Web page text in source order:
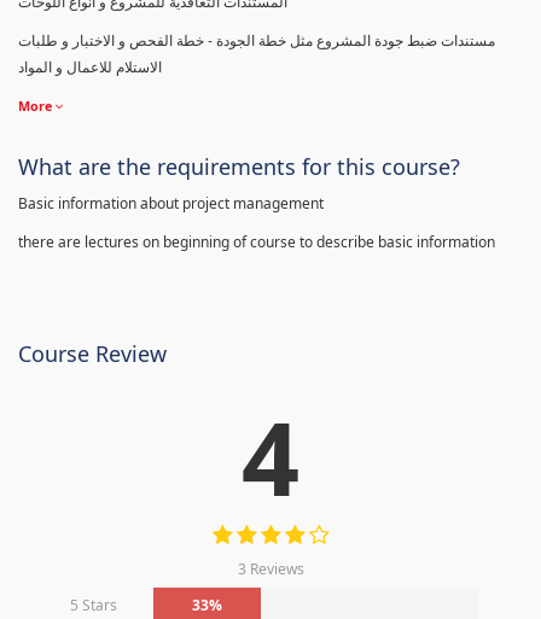
مستندات ضبط جودة المشروع مثل خطة الجودة - خطة الفحص و الاختبار و طلبات
الاستلام للاعمال و المواد
More
What are the requirements for this course?
Basic information about project management
there are lectures on beginning of course to describe basic information
Course Review
4
3 Reviews
5 Stars
33%